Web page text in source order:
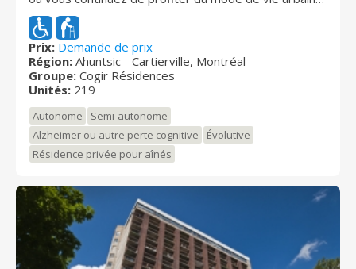
qui vous correspond. Située entre ville et nature, dans
un quartier offrant une richesse culturelle, elle
conjugue l’effervescence de la vie citadine et la
plénitude des espaces verts. Pour rester actifs et
engagés, nos résidents peuvent profiter d’une variété
d’aires communes et de services offerts à la
résidence même. Notre résidence offre une gamme
de soins évolutifs, convenant aux personnes
autonomes et semi-autonomes. Comme il y a
quelqu’un sur place en permanence pour vous aider,
tranquillité d’esprit, quel que soit votre degré
d’autonomie. Vous pourrez aller et venir dans votre
milieu de vie sécuritaire et ses environs.
Prix: Demande de prix
Région: Ahuntsic - Cartierville, Montréal
Groupe: Cogir Résidences
Unités: 219
Autonome
Semi-autonome
Alzheimer ou autre perte cognitive
Évolutive
Résidence privée pour aînés